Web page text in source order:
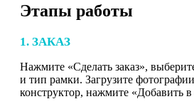
Этапы работы
1. ЗАКАЗ
Нажмите «Сделать заказ»,
и тип рамки. Загрузите
конструктор, нажмите «Добавить в